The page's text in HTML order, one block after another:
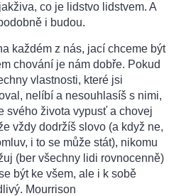
co je lidstvo lidstvem. A
i budou.
každém z nás, jací chceme být
chování je nám dobře. Pokud
vlastnosti, které jsi
nelíbí a nesouhlasíš s nimi,
svého života vypusť a chovej
vždy dodržíš slovo (a když ne,
i to se může stát), nikomu
(ber všechny lidi rovnocenně)
být ke všem, ale i k sobě
Mourrison